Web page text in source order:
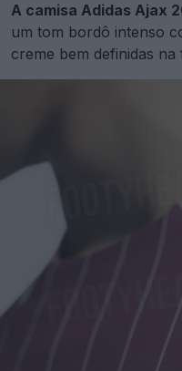
A camisa Adidas Ajax
um tom bordô intenso
creme bem definidas